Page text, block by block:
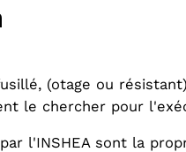
(otage ou
le chercher pour
l'INSHEA sont la